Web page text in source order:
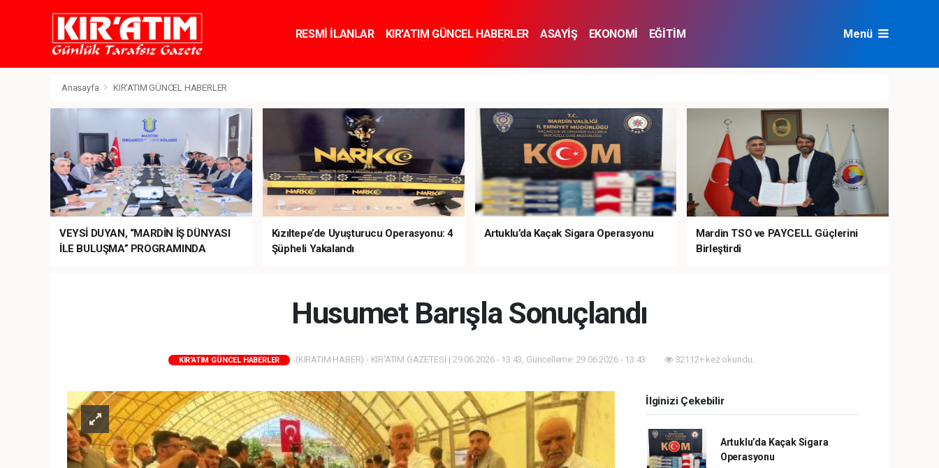
RESMİ İLANLAR KIR'ATIM GÜNCEL HABERLER ASAYİŞ EKONOMİ
EĞİTİM
Menü
Anasayfa KIR'ATIM GÜNCEL HABERLER
VEYSİ DUYAN, “MARDİN İŞ DÜNYASI
İLE BULUŞMA” PROGRAMINDA
Kızıltepe’de Uyuşturucu Operasyonu: 4
Şüpheli Yakalandı
Artuklu’da Kaçak Sigara Operasyonu
Mardin TSO ve PAYCELL Güçlerini
Birleştirdi
Husumet Barışla Sonuçlandı
KIR'ATIM GÜNCEL HABERLER (KIRATIM HABER) - KIR'ATIM GAZETESİ | 29.06.2026 - 13:43, Güncelleme: 29.06.2026 - 13:43 32112+ kez okundu.
İlginizi Çekebilir
Artuklu’da Kaçak Sigara
Operasyonu